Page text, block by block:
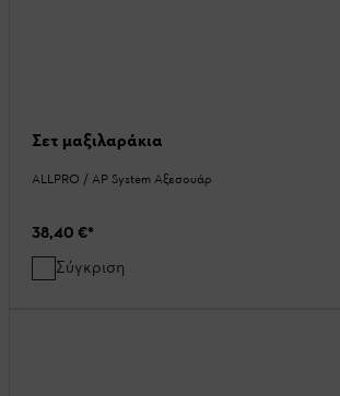
Σετ μαξιλαράκια
ALLPRO / AP System Αξεσουάρ
38,40 €*
Σύγκριση